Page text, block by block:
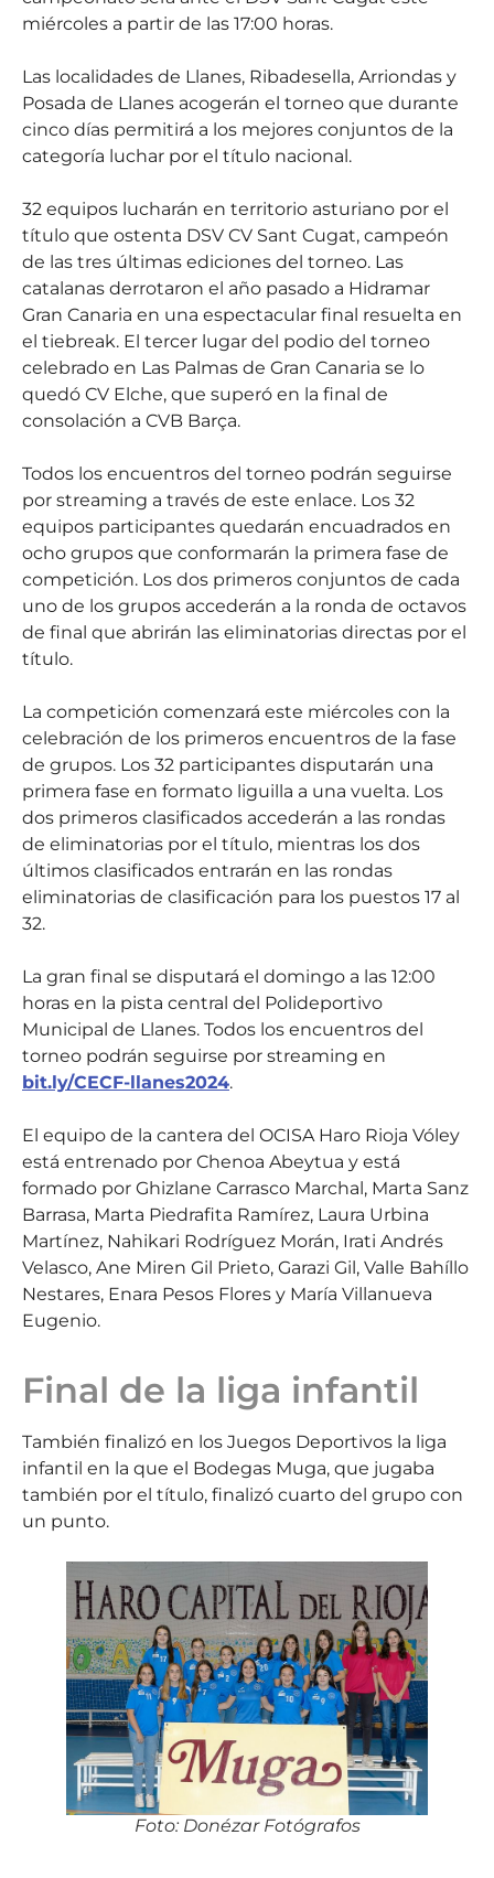
miércoles a partir de las 17:00 horas.
Las localidades de Llanes, Ribadesella, Arriondas y
Posada de Llanes acogerán el torneo que durante
cinco días permitirá a los mejores conjuntos de la
categoría luchar por el título nacional.
32 equipos lucharán en territorio asturiano por el
título que ostenta DSV CV Sant Cugat, campeón
de las tres últimas ediciones del torneo. Las
catalanas derrotaron el año pasado a Hidramar
Gran Canaria en una espectacular final resuelta en
el tiebreak. El tercer lugar del podio del torneo
celebrado en Las Palmas de Gran Canaria se lo
quedó CV Elche, que superó en la final de
consolación a CVB Barça.
Todos los encuentros del torneo podrán seguirse
por streaming a través de este enlace. Los 32
equipos participantes quedarán encuadrados en
ocho grupos que conformarán la primera fase de
competición. Los dos primeros conjuntos de cada
uno de los grupos accederán a la ronda de octavos
de final que abrirán las eliminatorias directas por el
título.
La competición comenzará este miércoles con la
celebración de los primeros encuentros de la fase
de grupos. Los 32 participantes disputarán una
primera fase en formato liguilla a una vuelta. Los
dos primeros clasificados accederán a las rondas
de eliminatorias por el título, mientras los dos
últimos clasificados entrarán en las rondas
eliminatorias de clasificación para los puestos 17 al
32.
La gran final se disputará el domingo a las 12:00
horas en la pista central del Polideportivo
Municipal de Llanes. Todos los encuentros del
torneo podrán seguirse por streaming en
bit.ly/CECF-llanes2024.
El equipo de la cantera del OCISA Haro Rioja Vóley
está entrenado por Chenoa Abeytua y está
formado por Ghizlane Carrasco Marchal, Marta Sanz
Barrasa, Marta Piedrafita Ramírez, Laura Urbina
Martínez, Nahikari Rodríguez Morán, Irati Andrés
Velasco, Ane Miren Gil Prieto, Garazi Gil, Valle Bahíllo
Nestares, Enara Pesos Flores y María Villanueva
Eugenio.
Final de la liga infantil
También finalizó en los Juegos Deportivos la liga
infantil en la que el Bodegas Muga, que jugaba
también por el título, finalizó cuarto del grupo con
un punto.
Foto: Donézar Fotógrafos